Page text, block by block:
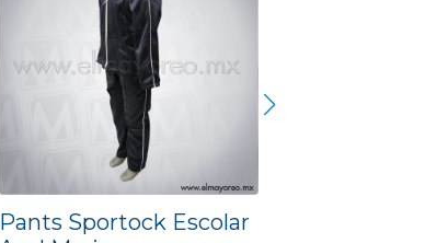
Pants Sportock Escolar